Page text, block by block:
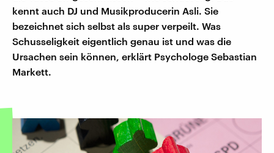
kennt auch DJ und Musikproducerin Asli. Sie
bezeichnet sich selbst als super verpeilt. Was
Schusseligkeit eigentlich genau ist und was die
Ursachen sein können, erklärt Psychologe Sebastian
Markett.